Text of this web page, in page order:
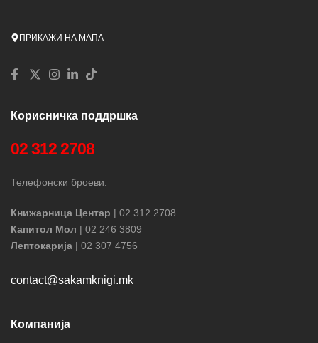
ПРИКАЖИ НА МАПА
Корисничка поддршка
02 312 2708
Телефонски броеви:
Книжарница Центар | 02 312 2708
Капитол Мол | 02 246 3809
Лептокарија | 02 307 4756
contact@sakamknigi.mk
Компанија